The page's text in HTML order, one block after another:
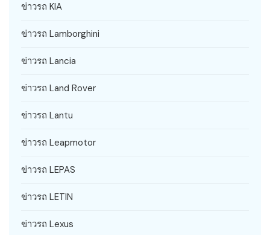
ข่าวรถ KIA
ข่าวรถ Lamborghini
ข่าวรถ Lancia
ข่าวรถ Land Rover
ข่าวรถ Lantu
ข่าวรถ Leapmotor
ข่าวรถ LEPAS
ข่าวรถ LETIN
ข่าวรถ Lexus